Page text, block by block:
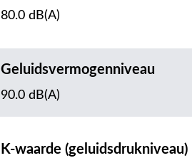
80.0 dB(A)
Geluidsvermogenniveau
90.0 dB(A)
K-waarde (geluidsdrukniveau)